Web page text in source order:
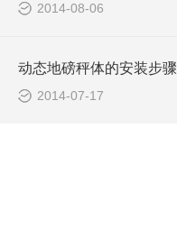
2014-08-06
动态地磅秤体的安装步骤
2014-07-17